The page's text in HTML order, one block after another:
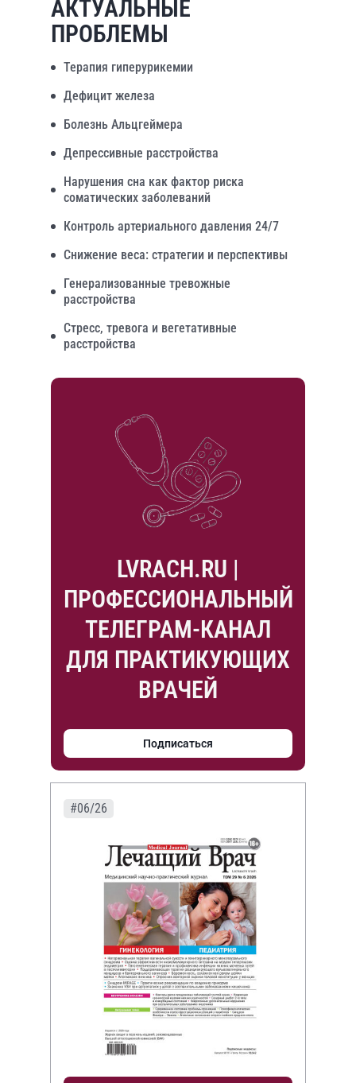
АКТУАЛЬНЫЕ
ПРОБЛЕМЫ
Терапия гиперурикемии
Дефицит железа
Болезнь Альцгеймера
Депрессивные расстройства
Нарушения сна как фактор риска
соматических заболеваний
Контроль артериального давления 24/7
Снижение веса: стратегии и перспективы
Генерализованные тревожные
расстройства
Стресс, тревога и вегетативные
расстройства
LVRACH.RU |
ПРОФЕССИОНАЛЬНЫЙ
ТЕЛЕГРАМ-КАНАЛ
ДЛЯ ПРАКТИКУЮЩИХ
ВРАЧЕЙ
Подписаться
#06/26